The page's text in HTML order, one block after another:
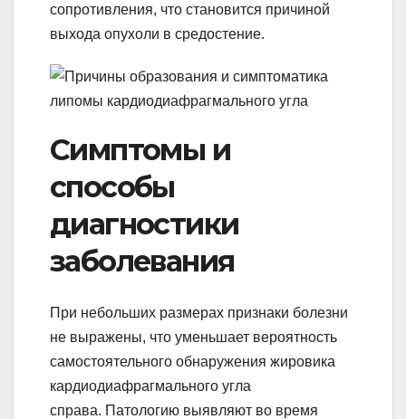
сопротивления, что становится причиной
выхода опухоли в средостение.
Симптомы и
способы
диагностики
заболевания
При небольших размерах признаки болезни
не выражены, что уменьшает вероятность
самостоятельного обнаружения жировика
кардиодиафрагмального угла
справа. Патологию выявляют во время